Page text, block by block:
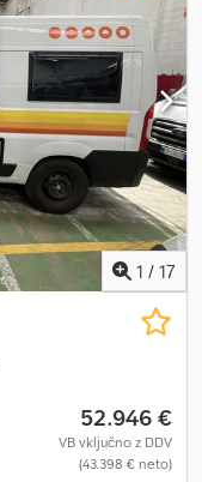
1 / 17
52.946 €
VB vključno z DDV
(43.398 € neto)